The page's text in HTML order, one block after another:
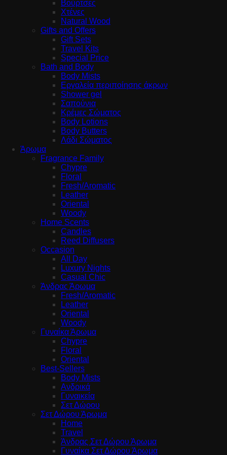
Βούρτσες
Χτένες
Natural Wood
Gifts and Offers
Gift Sets
Travel Kits
Special Price
Bath and Body
Body Mists
Εργαλεία περιποίησης άκρων
Shower gel
Σαπούνια
Κρέμες Σώματος
Body Lotions
Body Butters
Λάδι Σώματος
Άρωμα
Fragrance Family
Chypre
Floral
Fresh/Aromatic
Leather
Oriental
Woody
Home Scents
Candles
Reed Diffusers
Occasion
All Day
Luxury Nights
Casual Chic
Άνδρας Άρωμα
Fresh/Aromatic
Leather
Oriental
Woody
Γυναίκα Άρωμα
Chypre
Floral
Oriental
Best-Sellers
Body Mists
Ανδρικά
Γυναικεία
Σετ Δώρου
Σετ Δώρου Άρωμα
Home
Travel
Άνδρας Σετ Δώρου Άρωμα
Γυναίκα Σετ Δώρου Άρωμα